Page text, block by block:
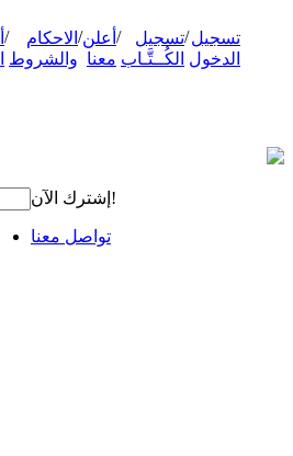
تسجيل
الدخول
/تسجيل
الكُــتَّـاب
/ أعلن
معنا
/ الاحكام
والشروط
/
إشترك الآن!
تواصل معنا